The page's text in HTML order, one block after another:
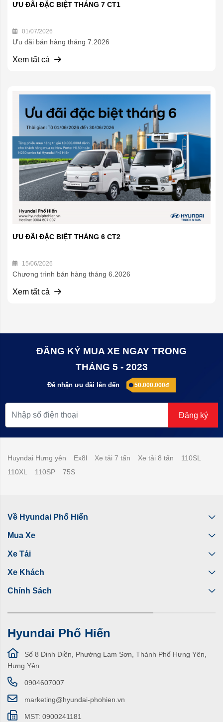
ƯU ĐÃI ĐẶC BIỆT THÁNG 7 CT1
01/07/2026
Ưu đãi bán hàng tháng 7.2026
Xem tất cả
ƯU ĐÃI ĐẶC BIỆT THÁNG 6 CT2
15/06/2026
Chương trình bán hàng tháng 6.2026
Xem tất cả
ĐĂNG KÝ MUA XE NGAY TRONG
THÁNG 5 - 2023
Để nhận ưu đãi lên đến 50.000.000đ
Đăng ký
Huyndai Hưng yên Ex8l Xe tải 7 tấn Xe tải 8 tấn
110SL
110XL
110SP 75S
Về Hyundai Phố Hiến
Mua Xe
Xe Tải
Xe Khách
Chính Sách
Hyundai Phố Hiến
Số 8 Đinh Điền, Phường Lam Sơn, Thành Phố Hưng Yên,
Hưng Yên
0904607007
marketing@hyundai-phohien.vn
MST: 0900241181